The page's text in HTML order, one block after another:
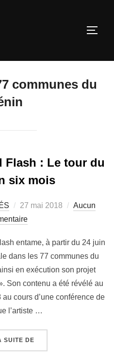
communes du
Flash : Le tour du
six mois
27 mai 2018
Aucun
entame, à partir du 24 juin
dans les 77 communes du
en exécution son projet
Son contenu a été révélé au
cours d’une conférence de
l’artiste …
SUITE DE